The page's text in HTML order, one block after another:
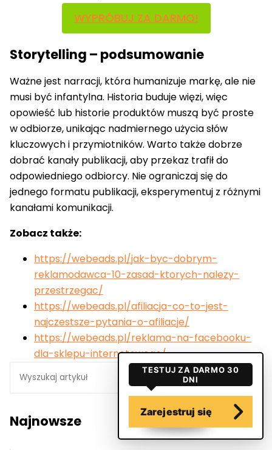
WYPRÓBUJ ZA DARMO!
Storytelling – podsumowanie
Ważne jest narracji, która humanizuje markę, ale nie
musi być infantylna. Historia buduje więzi, więc
opowieść lub historie produktów muszą być proste
w odbiorze, unikając nadmiernego użycia słów
kluczowych i przymiotników. Warto także dobrze
dobrać kanały publikacji, aby przekaz trafił do
odpowiedniego odbiorcy. Nie ograniczaj się do
jednego formatu publikacji, eksperymentuj z różnymi
kanałami komunikacji.
Zobacz także:
https://webeads.pl/jak-byc-dobrym-
reklamodawca-10-zasad-ktorych-nalezy-
przestrzegac/
https://webeads.pl/afiliacja-co-to-jest-
najczestsze-pytania-o-afiliacje/
https://webeads.pl/reklama-na-facebooku-
dla-sklepu-internetowego/
Najnowsze
TESTUJ ZA DARMO 30
DNI
Zarejestruj się